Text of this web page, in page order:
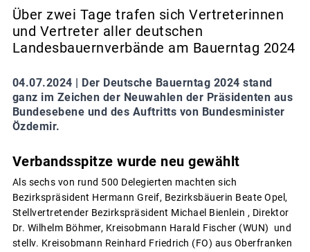
Über zwei Tage trafen sich Vertreterinnen
und Vertreter aller deutschen
Landesbauernverbände am Bauerntag 2024
04.07.2024 |
Der Deutsche Bauerntag 2024 stand
ganz im Zeichen der Neuwahlen der Präsidenten aus
Bundesebene und des Auftritts von Bundesminister
Özdemir.
Verbandsspitze wurde neu gewählt
Als sechs von rund 500 Delegierten machten sich
Bezirkspräsident Hermann Greif, Bezirksbäuerin Beate Opel,
Stellvertretender Bezirkspräsident Michael Bienlein , Direktor
Dr. Wilhelm Böhmer, Kreisobmann Harald Fischer (WUN) und
stellv. Kreisobmann Reinhard Friedrich (FO) aus Oberfranken